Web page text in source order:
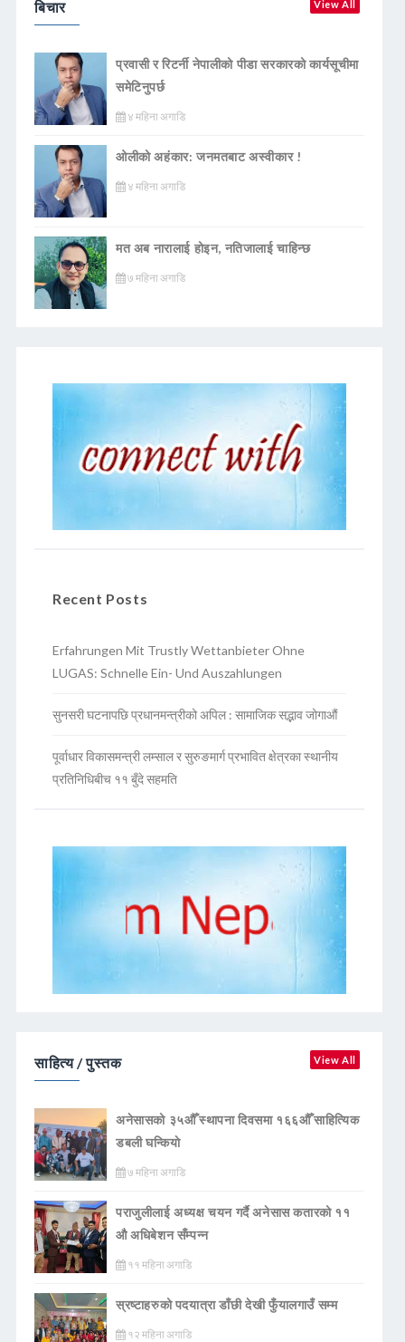
बिचार View All
प्रवासी र रिटर्नी नेपालीको पीडा सरकारको कार्यसूचीमा
समेटिनुपर्छ
४ महिना अगाडि
ओलीको अहंकार: जनमतबाट अस्वीकार !
४ महिना अगाडि
मत अब नारालाई होइन, नतिजालाई चाहिन्छ
७ महिना अगाडि
Recent Posts
Erfahrungen Mit Trustly Wettanbieter Ohne
LUGAS: Schnelle Ein- Und Auszahlungen
सुनसरी घटनापछि प्रधानमन्त्रीको अपिल : सामाजिक सद्भाव जोगाऔं
पूर्वाधार विकासमन्त्री लम्साल र सुरुङमार्ग प्रभावित क्षेत्रका स्थानीय
प्रतिनिधिबीच ११ बुँदे सहमति
साहित्य / पुस्तक View All
अनेसासको ३५औँ स्थापना दिवसमा १६६औँ साहित्यिक
डबली घन्कियाे
७ महिना अगाडि
पराजुलीलाई अध्यक्ष चयन गर्दै अनेसास कतारको ११
औ अधिबेशन सँम्पन्न
११ महिना अगाडि
स्रष्टाहरुको पदयात्रा डाँछी देखी फुँयालगाउँ सम्म
१२ महिना अगाडि